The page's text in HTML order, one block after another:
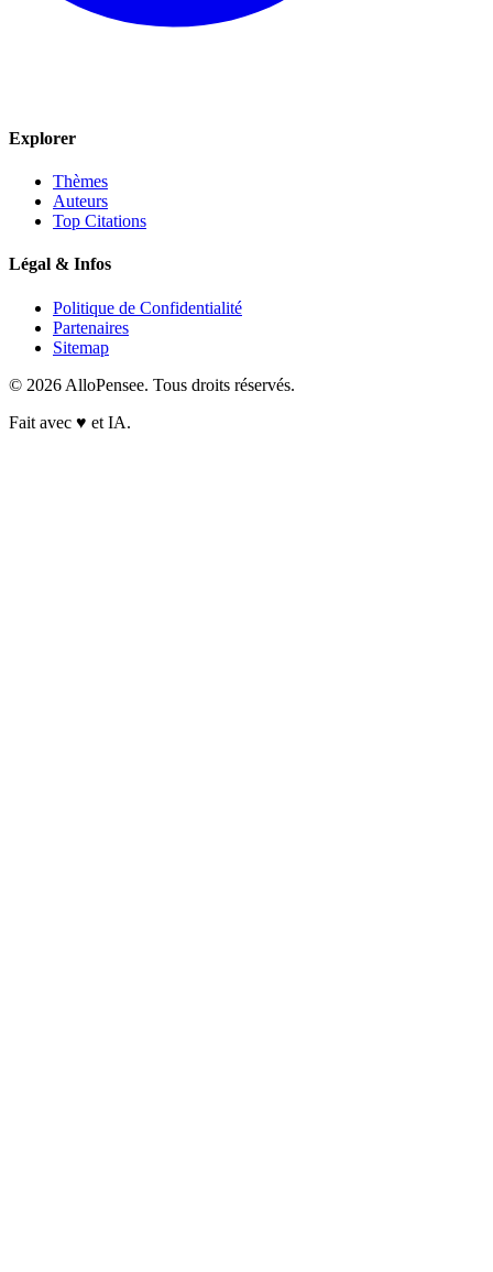
Explorer
Thèmes
Auteurs
Top Citations
Légal & Infos
Politique de Confidentialité
Partenaires
Sitemap
© 2026 AlloPensee. Tous droits réservés.
Fait avec ♥ et IA.